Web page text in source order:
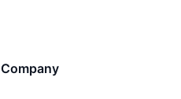
Company